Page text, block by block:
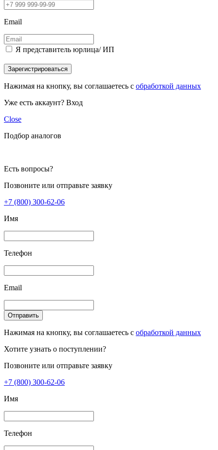
Email
Я представитель юрлица/ ИП
Зарегистрироваться
Нажимая на кнопку, вы соглашаетесь с обработкой данных
Уже есть аккаунт? Вход
Close
Подбор аналогов
Есть вопросы?
Позвоните или отправьте заявку
+7 (800) 300-62-06
Имя
Телефон
Email
Отправить
Нажимая на кнопку, вы соглашаетесь с обработкой данных
Хотите узнать о поступлении?
Позвоните или отправьте заявку
+7 (800) 300-62-06
Имя
Телефон